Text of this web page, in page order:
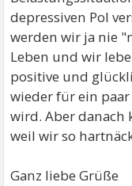
depressiven Pol
werden wir ja nie
Leben und wir
positive und
wieder für ein
wird. Aber danach
weil wir so
Ganz liebe Grüße